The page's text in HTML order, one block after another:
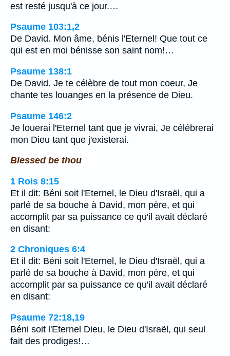
est resté jusqu'à ce jour.…
Psaume 103:1,2
De David. Mon âme, bénis l'Eternel! Que tout ce
qui est en moi bénisse son saint nom!…
Psaume 138:1
De David. Je te célèbre de tout mon coeur, Je
chante tes louanges en la présence de Dieu.
Psaume 146:2
Je louerai l'Eternel tant que je vivrai, Je célébrerai
mon Dieu tant que j'existerai.
Blessed be thou
1 Rois 8:15
Et il dit: Béni soit l'Eternel, le Dieu d'Israël, qui a
parlé de sa bouche à David, mon père, et qui
accomplit par sa puissance ce qu'il avait déclaré
en disant:
2 Chroniques 6:4
Et il dit: Béni soit l'Eternel, le Dieu d'Israël, qui a
parlé de sa bouche à David, mon père, et qui
accomplit par sa puissance ce qu'il avait déclaré
en disant:
Psaume 72:18,19
Béni soit l'Eternel Dieu, le Dieu d'Israël, qui seul
fait des prodiges!…